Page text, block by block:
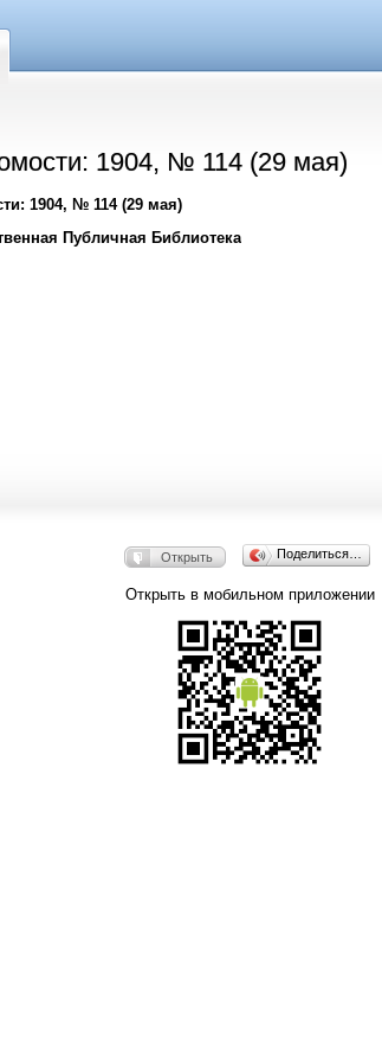
1904, № 114 (29 мая)
1904, № 114 (29 мая)
Публичная Библиотека
Открыть Поделиться…
Открыть в мобильном приложении